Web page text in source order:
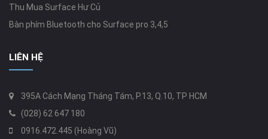
Thu Mua Surface Hư Củ
Bàn phím Bluetooth cho Surface pro 3,4,5
LIÊN HỆ
395A Cách Mạng Tháng Tám, P.13, Q.10, TP HCM
(028) 62 647 180
0916.472.445 (Hoàng Vũ)